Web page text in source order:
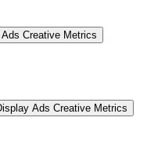
Ads Creative Metrics
Ads Creative Metrics